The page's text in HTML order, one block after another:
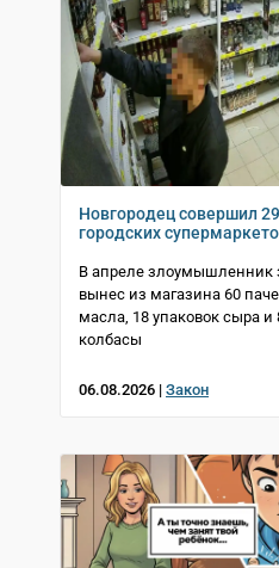
Новгородец совершил
городских
В апреле злоумышленник
вынес из магазина 60
масла, 18 упаковок сыра и
колбасы
06.08.2026 | Закон